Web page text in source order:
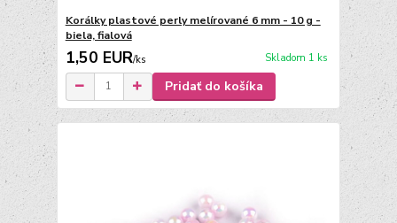
Korálky plastové perly melírované 6 mm - 10 g -
biela, fialová
1,50 EUR/ks Skladom 1 ks
Pridať do košíka